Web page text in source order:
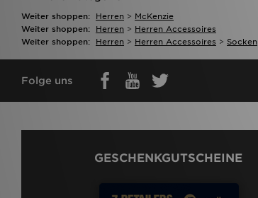
Weiter shoppen: Herren > McKenzie
Weiter shoppen:
Herren > Herren Accessoires
Weiter shoppen:
Herren > Herren Accessoires > Socken
Folge uns
GESCHENKGUTSCHEINE